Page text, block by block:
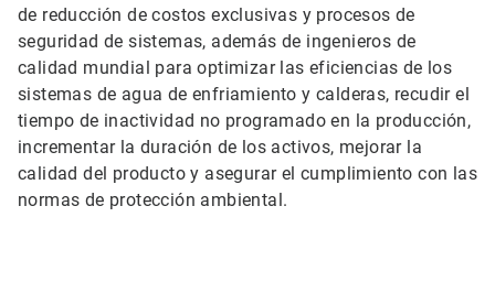
de reducción de costos exclusivas y procesos de
seguridad de sistemas, además de ingenieros de
calidad mundial para optimizar las eficiencias de los
sistemas de agua de enfriamiento y calderas, recudir el
tiempo de inactividad no programado en la producción,
incrementar la duración de los activos, mejorar la
calidad del producto y asegurar el cumplimiento con las
normas de protección ambiental.